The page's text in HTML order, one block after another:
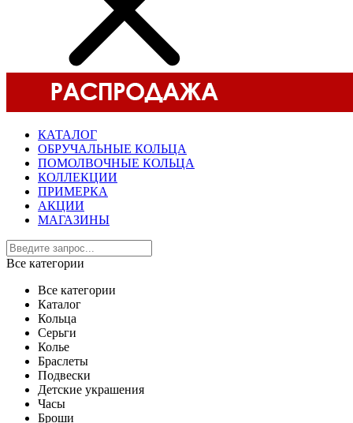
КАТАЛОГ
ОБРУЧАЛЬНЫЕ КОЛЬЦА
ПОМОЛВОЧНЫЕ КОЛЬЦА
КОЛЛЕКЦИИ
ПРИМЕРКА
АКЦИИ
МАГАЗИНЫ
Все категории
Все категории
Каталог
Кольца
Серьги
Колье
Браслеты
Подвески
Детские украшения
Часы
Броши